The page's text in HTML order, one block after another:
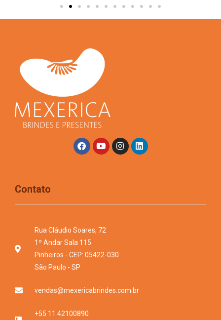
Contato
Rua Cláudio Soares, 72
1º Andar Sala 115
Pinheiros - CEP: 05422-030
São Paulo - SP
vendas@mexericabrindes.com.br
+55 11 42100890